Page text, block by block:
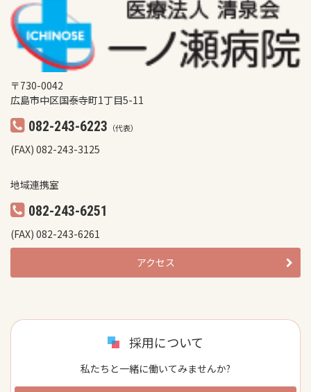
〒730-0042
広島市中区国泰寺町1丁目5-11
082-243-6223 （代表）
(FAX) 082-243-3125
地域連携室
082-243-6251
(FAX) 082-243-6261
アクセス
採用について
私たちと一緒に働いてみませんか?